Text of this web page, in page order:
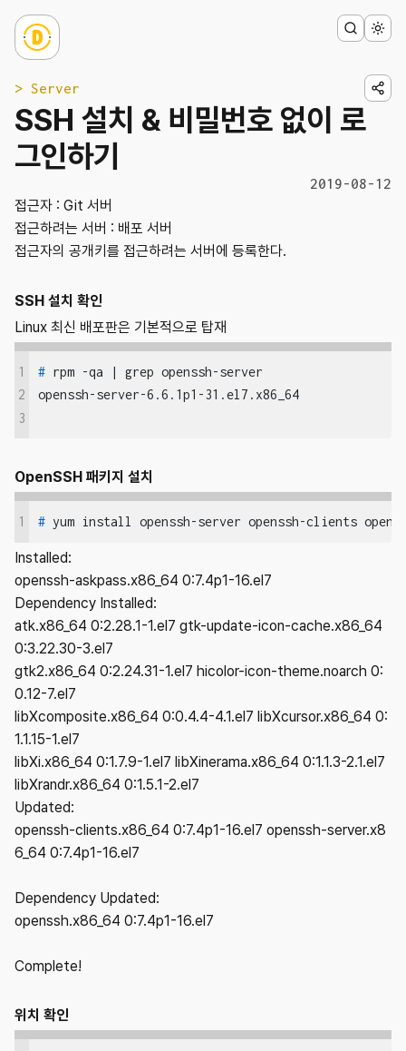
> Server
SSH 설치 & 비밀번호 없이 로
그인하기
2019-08-12
접근자 : Git 서버
접근하려는 서버 : 배포 서버
접근자의 공개키를 접근하려는 서버에 등록한다.
SSH 설치 확인
Linux 최신 배포판은 기본적으로 탑재
1
2
3
# rpm -qa | grep openssh-server
OpenSSH 패키지 설치
1 # yum install openssh-server openssh-clients
Installed:
openssh-askpass.x86_64 0:7.4p1-16.el7
Dependency Installed:
atk.x86_64 0:2.28.1-1.el7 gtk-update-icon-cache.x86_64
0:3.22.30-3.el7
gtk2.x86_64 0:2.24.31-1.el7 hicolor-icon-theme.noarch 0:
0.12-7.el7
libXcomposite.x86_64 0:0.4.4-4.1.el7 libXcursor.x86_64 0:
1.1.15-1.el7
libXi.x86_64 0:1.7.9-1.el7 libXinerama.x86_64 0:1.1.3-2.1.el7
libXrandr.x86_64 0:1.5.1-2.el7
Updated:
openssh-clients.x86_64 0:7.4p1-16.el7 openssh-server.x8
6_64 0:7.4p1-16.el7
Dependency Updated:
openssh.x86_64 0:7.4p1-16.el7
Complete!
위치 확인